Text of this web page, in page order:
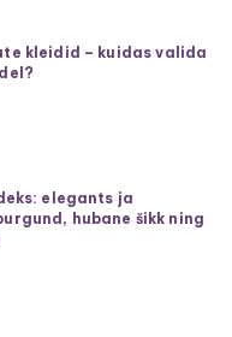
kleidid – kuidas valida
elegants ja
hubane šikk ning